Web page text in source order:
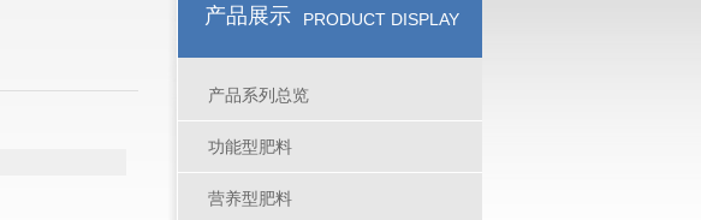
产品展示 PRODUCT DISPLAY
产品系列总览
功能型肥料
营养型肥料